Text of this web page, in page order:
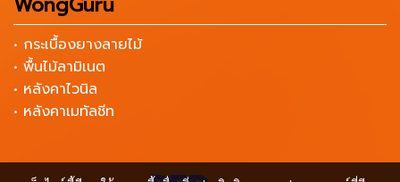
• กระเบื้องยางลายไม้
• พื้นไม้ลามิเนต
• หลังคาไวนิล
• หลังคาเมทัลชีท